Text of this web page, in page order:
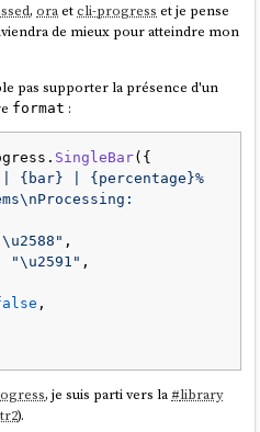
,oraetcli-progress et je pense
de mieux pour atteindre mon
pas supporter la présence d'un
format :
SingleBar({
| {bar} | {percentage}%
,
"\u2591" ,
,
, je suis parti vers la #library
).